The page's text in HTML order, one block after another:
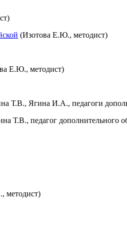
(Изотова Е.Ю., методист)
Е.Ю., методист)
Т.В., Ягина И.А., педагоги
Т.В., педагог дополнительного
методист)